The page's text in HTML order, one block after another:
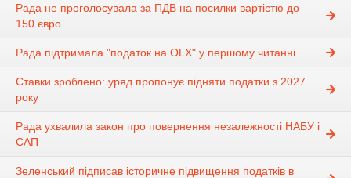
Рада не проголосувала за ПДВ на посилки вартістю до
150 євро
Рада підтримала "податок на OLX" у першому читанні
Ставки зроблено: уряд пропонує підняти податки з 2027
року
Рада ухвалила закон про повернення незалежності НАБУ і
САП
Зеленський підписав історичне підвищення податків в